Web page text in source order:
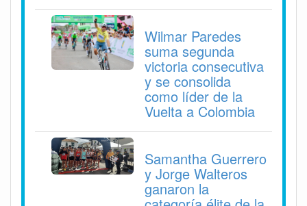
Wilmar Paredes
suma segunda
victoria consecutiva
y se consolida
como líder de la
Vuelta a Colombia
Samantha Guerrero
y Jorge Walteros
ganaron la